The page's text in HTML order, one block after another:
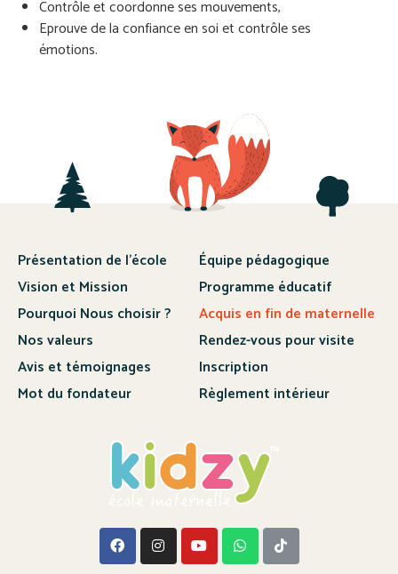
Contrôle et coordonne ses mouvements,
Eprouve de la confiance en soi et contrôle ses
émotions.
Présentation de l’école
Vision et Mission
Pourquoi Nous choisir ?
Nos valeurs
Avis et témoignages
Mot du fondateur
Équipe pédagogique
Programme éducatif
Acquis en fin de maternelle
Rendez-vous pour visite
Inscription
Règlement intérieur